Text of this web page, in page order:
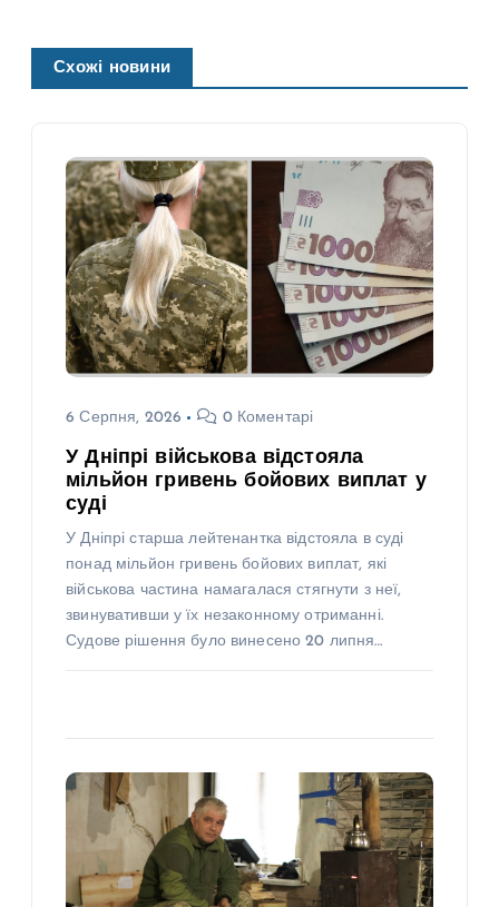
Схожі новини
6 Серпня, 2026 0 Коментарі
У Дніпрі військова відстояла
мільйон гривень бойових виплат у
суді
У Дніпрі старша лейтенантка відстояла в суді
понад мільйон гривень бойових виплат, які
військова частина намагалася стягнути з неї,
звинувативши у їх незаконному отриманні.
Судове рішення було винесено 20 липня…